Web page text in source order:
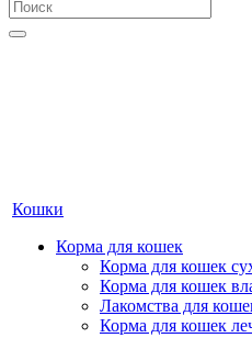
Кошки
Корма для кошек
Корма для кошек
Корма для кошек
Лакомства для
Корма для кошек